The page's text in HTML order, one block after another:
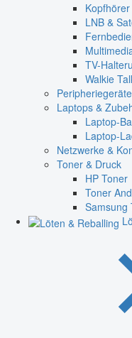
LNB &
TV-
Walkie
Peripheriegeräte
Laptops &
Laptop-
Laptop-
Netzwerke &
Toner & Druck
HP Toner
Toner
Samsung